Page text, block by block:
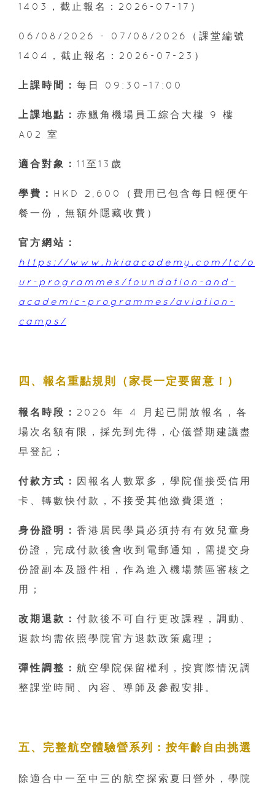
1403，截止報名：2026-07-17）
06/08/2026 - 07/08/2026（課堂編號
1404，截止報名：2026-07-23）
上課時間： 每日 09:30–17:00
上課地點： 赤鱲角機場員工綜合大樓 9 樓
A02 室
適合對象： 11至13歲
學費： HKD 2,600（費用已包含每日輕便午
餐一份，無額外隱藏收費）
官方網站：
https://www.hkiaacademy.com/tc/o
ur-programmes/foundation-and-
academic-programmes/aviation-
camps/
四、報名重點規則（家長一定要留意！）
報名時段： 2026 年 4 月起已開放報名，各
場次名額有限，採先到先得，心儀營期建議盡
早登記；
付款方式：
因報名人數眾多，學院僅接受信用
卡、轉數快付款，不接受其他繳費渠道；
身份證明： 香港居民學員必須持有有效兒童身
份證，完成付款後會收到電郵通知，需提交身
份證副本及證件相，作為進入機場禁區審核之
用；
改期退款： 付款後不可自行更改課程，調動、
退款均需依照學院官方退款政策處理；
彈性調整： 航空學院保留權利，按實際情況調
整課堂時間、內容、導師及參觀安排。
五、完整航空體驗營系列：按年齡自由挑選
除適合中一至中三的航空探索夏日營外，學院